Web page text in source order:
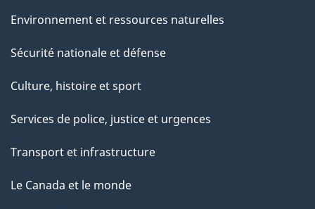
Environnement et ressources naturelles
Sécurité nationale et défense
Culture, histoire et sport
Services de police, justice et urgences
Transport et infrastructure
Le Canada et le monde